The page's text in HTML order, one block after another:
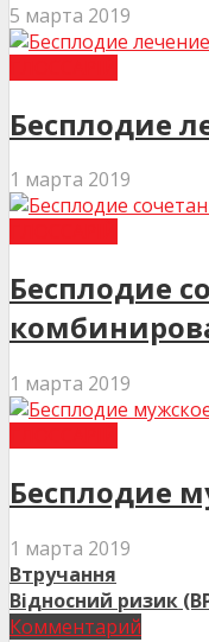
5 марта 2019
Бесплодие
1 марта 2019
Бесплодие
1 марта 2019
Бесплодие
1 марта 2019
Втручання
Відносний ризик
Комментарий